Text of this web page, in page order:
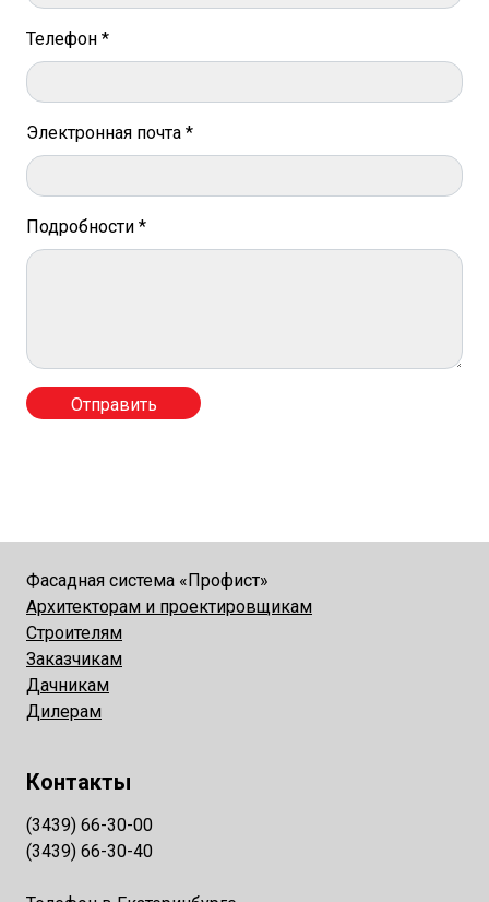
Телефон *
Электронная почта *
Подробности *
Фасадная система «Профист»
Архитекторам и проектировщикам
Строителям
Заказчикам
Дачникам
Дилерам
Контакты
(3439) 66-30-00
(3439) 66-30-40